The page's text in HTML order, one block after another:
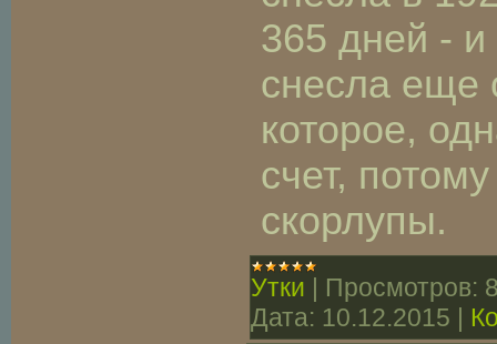
365 дней - и
снесла еще
которое,
счет,
скорлупы.
Утки Просмотров:
Дата: 10.12.2015